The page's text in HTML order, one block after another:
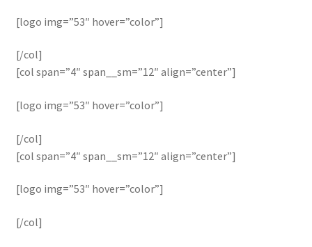
[logo img=”53″ hover=”color”]
[/col]
[col span=”4″ span__sm=”12″ align=”center”]
[logo img=”53″ hover=”color”]
[/col]
[col span=”4″ span__sm=”12″ align=”center”]
[logo img=”53″ hover=”color”]
[/col]